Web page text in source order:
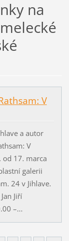
na
V
a autor
V
od 17. marca
galerii
24 v Jihlave.
Jiří
–...